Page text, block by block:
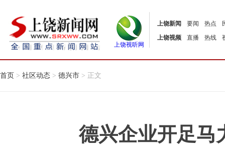
上饶视听网
上饶新闻 要闻 热点
上饶视频
直播 热线
首页 > 社区动态 > 德兴市 > 正文
德兴企业开足马